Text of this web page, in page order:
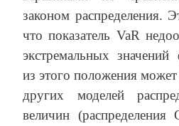
законом распределения.
что показатель VaR
экстремальных
из этого положения
других моделей
величин (распределения